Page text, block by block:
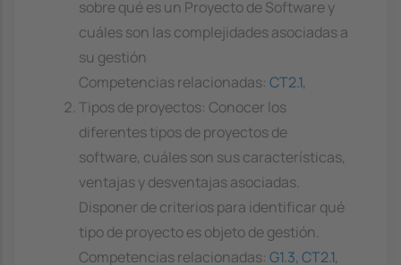
sobre qué es un Proyecto de Software y
cuáles son las complejidades asociadas a
su gestión
Competencias relacionadas: CT2.1,
Tipos de proyectos: Conocer los
diferentes tipos de proyectos de
software, cuáles son sus características,
ventajas y desventajas asociadas.
Disponer de criterios para identificar qué
tipo de proyecto es objeto de gestión.
Competencias relacionadas: G1.3, CT2.1,